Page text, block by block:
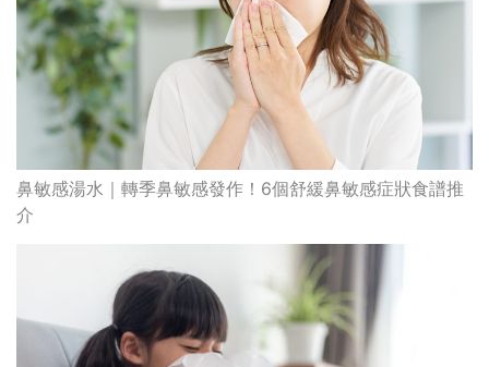
鼻敏感湯水｜轉季鼻敏感發作！6個舒緩鼻敏感症狀食譜推
介